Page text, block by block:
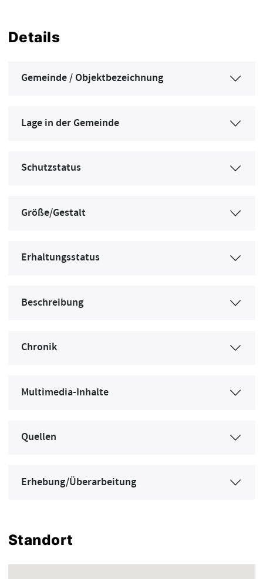
Details
Gemeinde / Objektbezeichnung
Lage in der Gemeinde
Schutzstatus
Größe/Gestalt
Erhaltungsstatus
Beschreibung
Chronik
Multimedia-Inhalte
Quellen
Erhebung/Überarbeitung
Standort